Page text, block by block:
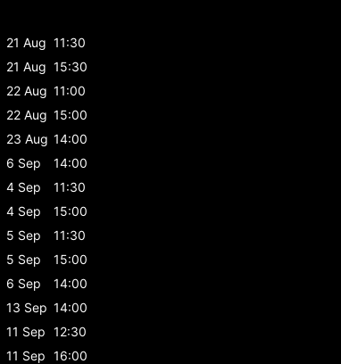
21 Aug 11:30
21 Aug 15:30
22 Aug 11:00
22 Aug 15:00
23 Aug 14:00
6 Sep
14:00
4 Sep
11:30
4 Sep
15:00
5 Sep
11:30
5 Sep
15:00
6 Sep
14:00
13 Sep 14:00
11 Sep 12:30
11 Sep 16:00